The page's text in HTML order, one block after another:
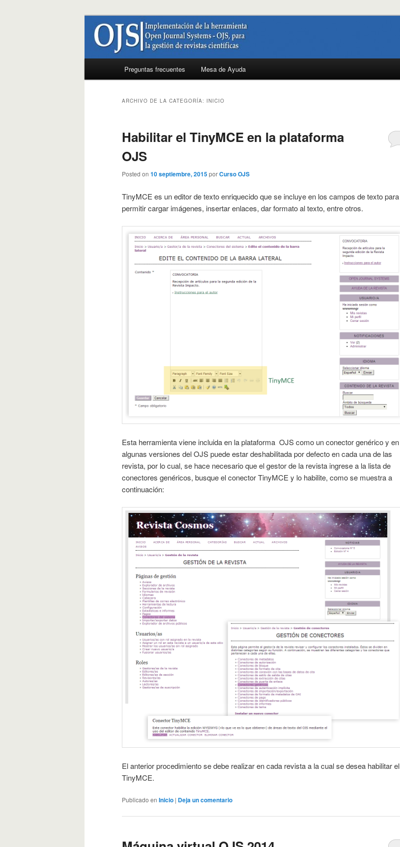
OJS Colombia
Preguntas frecuentes Mesa de Ayuda
ARCHIVO DE LA CATEGORÍA: INICIO
Habilitar el TinyMCE en la plataforma
OJS
Posted on 10 septiembre, 2015porCurso OJS
TinyMCE es un editor de texto enriquecido que se incluye en los campos de texto para
permitir cargar imágenes, insertar enlaces, dar formato al texto, entre otros.
Esta herramienta viene incluida en la plataforma OJS como un conector genérico y en
algunas versiones del OJS puede estar deshabilitada por defecto en cada una de las
revista, por lo cual, se hace necesario que el gestor de la revista ingrese a la lista de
conectores genéricos, busque el conector TinyMCE y lo habilite, como se muestra a
continuación:
El anterior procedimiento se debe realizar en cada revista a la cual se desea habilitar el
TinyMCE.
Publicado en Inicio | Deja un comentario